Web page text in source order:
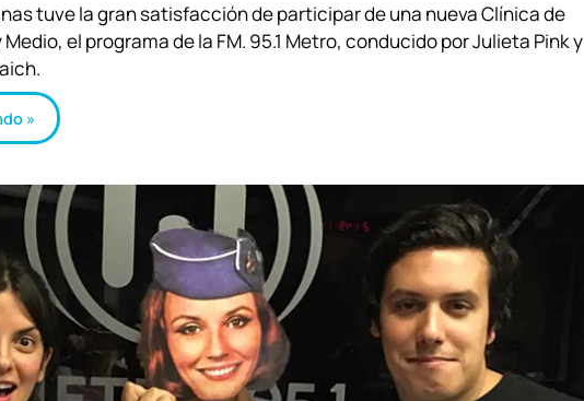
tuve la gran satisfacción de participar de una nueva Clínica de
el programa de la FM. 95.1 Metro, conducido por Julieta Pink y
»